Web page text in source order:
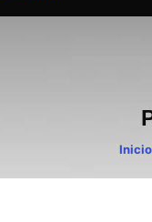
Inicio